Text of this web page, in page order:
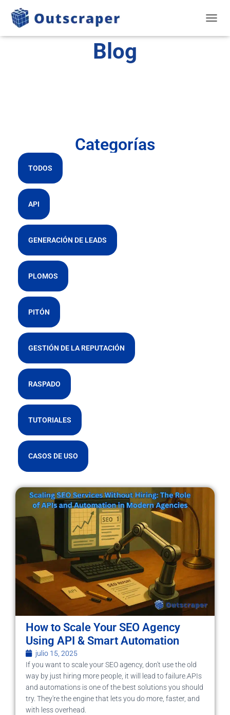
Blog
Categorías
TODOS
API
GENERACIÓN DE LEADS
PLOMOS
PITÓN
GESTIÓN DE LA REPUTACIÓN
RASPADO
TUTORIALES
CASOS DE USO
How to Scale Your SEO Agency
Using API & Smart Automation
julio 15, 2025
If you want to scale your SEO agency, don't use the old
way by just hiring more people, it will lead to failure.APIs
and automations is one of the best solutions you should
try. They're the engine that lets you do more, faster, and
with less overhead.